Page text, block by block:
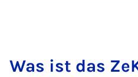
Was ist das